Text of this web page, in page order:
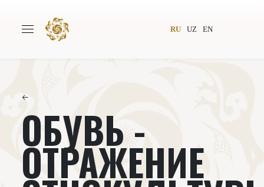
RU UZ EN
Проекты Подкасты
←
ОБУВЬ -
ОТРАЖЕНИЕ